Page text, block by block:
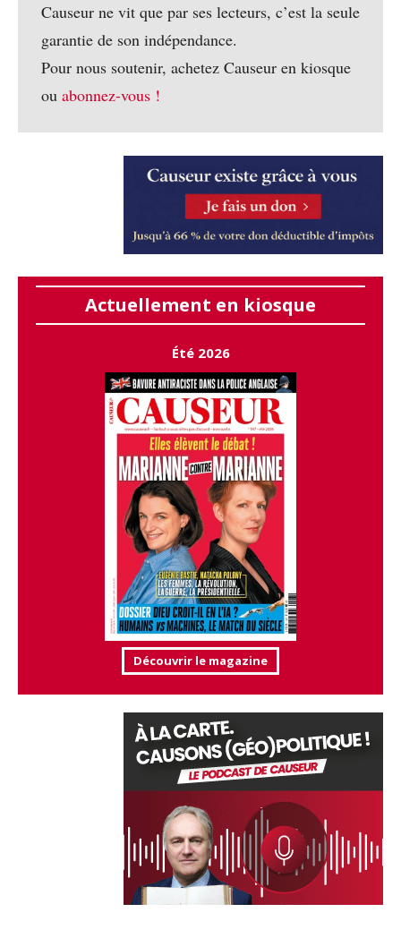
Causeur ne vit que par ses lecteurs, c’est la seule
garantie de son indépendance.
Pour nous soutenir, achetez Causeur en kiosque
ou abonnez-vous !
Actuellement en kiosque
Été 2026
Découvrir le magazine